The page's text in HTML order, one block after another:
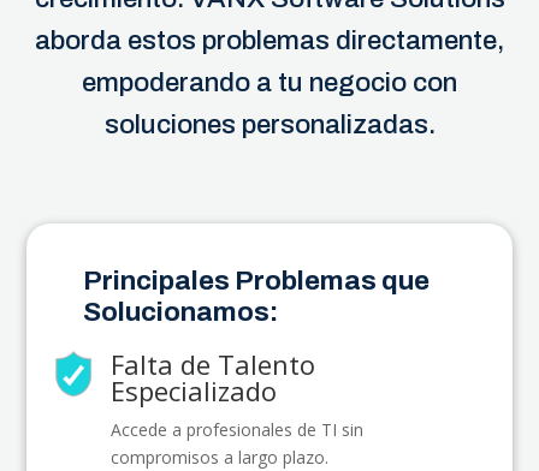
aborda estos problemas directamente,
empoderando a tu negocio con
soluciones personalizadas.
Principales Problemas que
Solucionamos:
Falta de Talento
Especializado
Accede a profesionales de TI sin
compromisos a largo plazo.